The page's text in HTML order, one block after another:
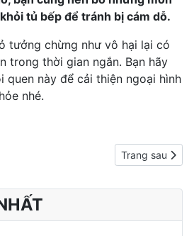
tủ bếp để tránh bị cám dỗ.
tưởng chừng như vô hại lại có
trong thời gian ngắn. Bạn hãy
quen này để cải thiện ngoại hình
nhé.
khiến bạn trở thành người béo phì
Next article:
Trang sau